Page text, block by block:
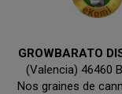
GROWBARATO
(Valencia) 46460
Nos graines de